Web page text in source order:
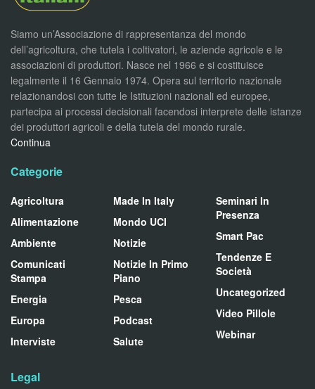
Siamo un’Associazione di rappresentanza del mondo
dell’agricoltura, che tutela i coltivatori, le aziende agricole e le
associazioni di produttori. Nasce nel 1966 e si costituisce
legalmente il 16 Gennaio 1974. Opera sul territorio nazionale
relazionandosi con tutte le Istituzioni nazionali ed europee,
partecipa ai processi decisionali facendosi interprete delle istanze
dei produttori agricoli e della tutela del mondo rurale.
Continua
Categorie
Agricoltura
Alimentazione
Ambiente
Comunicati
Stampa
Energia
Europa
Interviste
Made In Italy
Mondo UCI
Notizie
Notizie In Primo
Piano
Pesca
Podcast
Salute
Seminari In
Presenza
Smart Pac
Tendenze E
Società
Uncategorized
Video Pillole
Webinar
Legal